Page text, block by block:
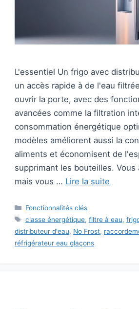
L'essentiel Un frigo avec
un accès rapide à de l'eau
ouvrir la porte, avec des
avancées comme la filtration
consommation énergétique
modèles améliorent aussi la
aliments et économisent de
supprimant les bouteilles. Vous
mais vous … Lire la suite
Catégories
Fonctionnalités clés
Étiquettes
classe énergétique, filtre à eau,
distributeur d'eau, No Frost,
réfrigérateur eau glaçons